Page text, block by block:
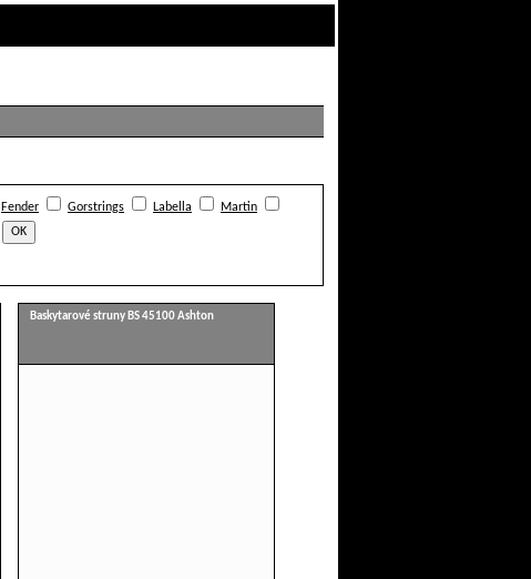
Fender Gorstrings Labella
Martin
Baskytarové struny BS 45100 Ashton